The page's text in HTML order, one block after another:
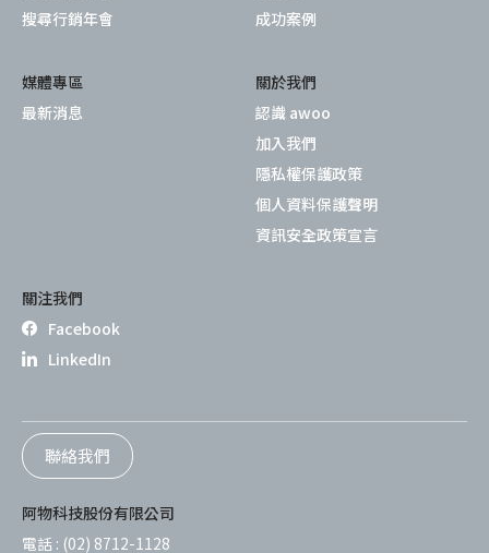
搜尋行銷年會
成功案例
媒體專區
最新消息
關於我們
認識 awoo
加入我們
隱私權保護政策
個人資料保護聲明
資訊安全政策宣言
關注我們
Facebook
LinkedIn
聯絡我們
阿物科技股份有限公司
電話 : (02) 8712-1128